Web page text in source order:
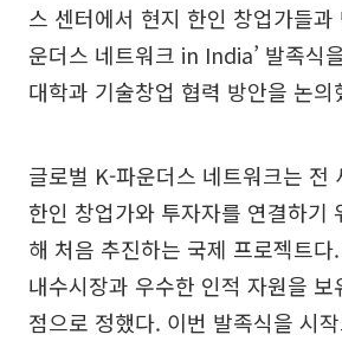
스 센터에서 현지 한인 창업가들과
운더스 네트워크 in India’ 발족식
대학과 기술창업 협력 방안을 논의
글로벌 K-파운더스 네트워크는 전
한인 창업가와 투자자를 연결하기
해 처음 추진하는 국제 프로젝트
내수시장과 우수한 인적 자원을 보
점으로 정했다. 이번 발족식을 시